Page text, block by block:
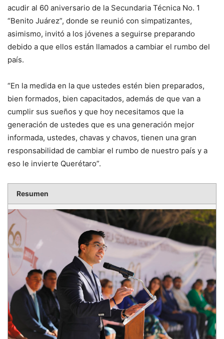
acudir al 60 aniversario de la Secundaria Técnica No. 1
“Benito Juárez”, donde se reunió con simpatizantes,
asimismo, invitó a los jóvenes a seguirse preparando
debido a que ellos están llamados a cambiar el rumbo del
país.
“En la medida en la que ustedes estén bien preparados,
bien formados, bien capacitados, además de que van a
cumplir sus sueños y que hoy necesitamos que la
generación de ustedes que es una generación mejor
informada, ustedes, chavas y chavos, tienen una gran
responsabilidad de cambiar el rumbo de nuestro país y a
eso le invierte Querétaro”.
Resumen